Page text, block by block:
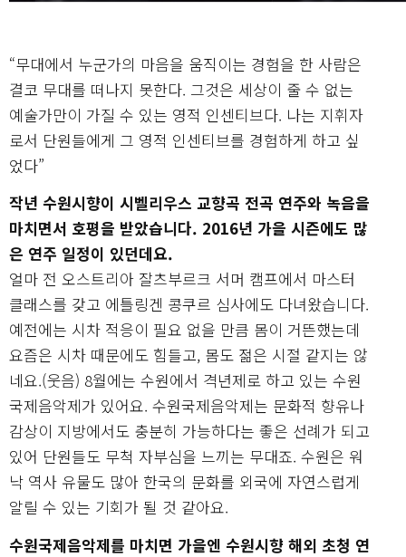
“무대에서 누군가의 마음을 움직이는 경험을 한 사람은
결코 무대를 떠나지 못한다. 그것은 세상이 줄 수 없는
예술가만이 가질 수 있는 영적 인센티브다. 나는 지휘자
로서 단원들에게 그 영적 인센티브를 경험하게 하고 싶
었다”
작년 수원시향이 시벨리우스 교향곡 전곡 연주와 녹음을
마치면서 호평을 받았습니다. 2016년 가을 시즌에도 많
은 연주 일정이 있던데요.
얼마 전 오스트리아 잘츠부르크 서머 캠프에서 마스터
클래스를 갖고 에틀링겐 콩쿠르 심사에도 다녀왔습니다.
예전에는 시차 적응이 필요 없을 만큼 몸이 거뜬했는데
요즘은 시차 때문에도 힘들고, 몸도 젊은 시절 같지는 않
네요.(웃음) 8월에는 수원에서 격년제로 하고 있는 수원
국제음악제가 있어요. 수원국제음악제는 문화적 향유나
감상이 지방에서도 충분히 가능하다는 좋은 선례가 되고
있어 단원들도 무척 자부심을 느끼는 무대죠. 수원은 워
낙 역사 유물도 많아 한국의 문화를 외국에 자연스럽게
알릴 수 있는 기회가 될 것 같아요.
수원국제음악제를 마치면 가을엔 수원시향 해외 초청 연